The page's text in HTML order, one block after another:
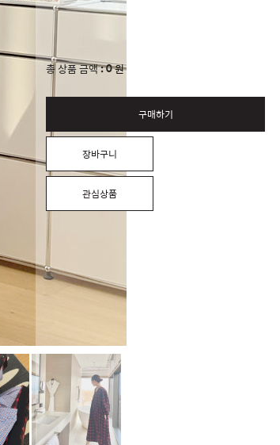
총 상품 금액 0원
구매하기
장바구니
관심상품